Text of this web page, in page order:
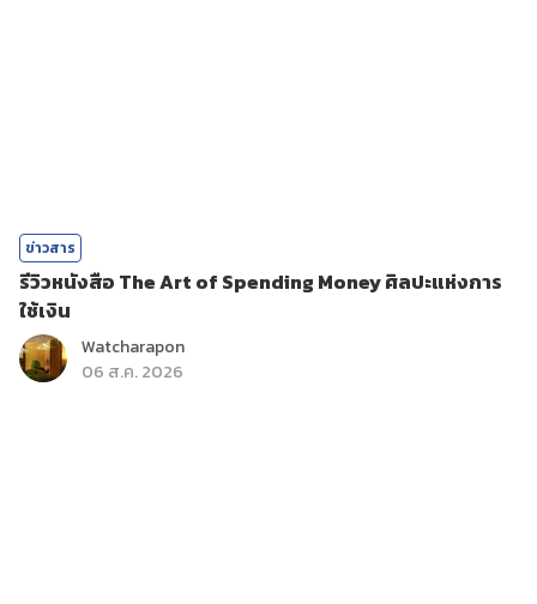
ข่าวสาร
รีวิวหนังสือ The Art of Spending Money ศิลปะแห่งการ
ใช้เงิน
Watcharapon
06 ส.ค. 2026